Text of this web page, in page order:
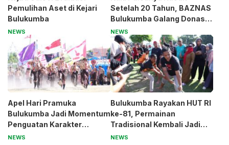
Pemulihan Aset di Kejari
Bulukumba
NEWS
Setelah 20 Tahun, BAZNAS
Bulukumba Galang Donasi
untuk Pak Pardi
NEWS
Apel Hari Pramuka
Bulukumba Jadi Momentum
Penguatan Karakter
Generasi Muda
NEWS
Bulukumba Rayakan HUT RI
ke-81, Permainan
Tradisional Kembali Jadi
Magnet
NEWS